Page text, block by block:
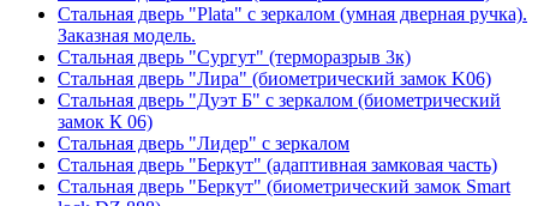
Стальная дверь "Plata" с зеркалом (умная дверная ручка).
Заказная модель.
Стальная дверь "Сургут" (терморазрыв 3к)
Стальная дверь "Лира" (биометрический замок K06)
Стальная дверь "Дуэт Б" с зеркалом (биометрический
замок К 06)
Стальная дверь "Лидер" с зеркалом
Стальная дверь "Беркут" (адаптивная замковая часть)
Стальная дверь "Беркут" (биометрический замок Smart